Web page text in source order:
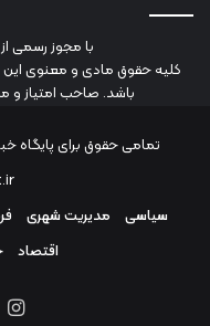
با مجوز رسمی
کلیه حقوق مادی و معنوی
باشد. صاحب امتیاز و
تمامی حقوق برای
سیاسی
مدیریت شهری
اقتصاد